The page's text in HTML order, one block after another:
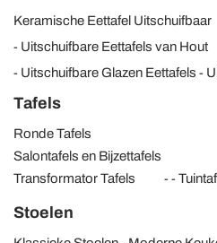
Keramische Eettafel Uitschuifbaar
Uitschuifbare Eettafels van Hout
Uitschuifbare Glazen Eettafels
Tafels
Ronde Tafels
Salontafels en Bijzettafels
Transformator Tafels
Stoelen